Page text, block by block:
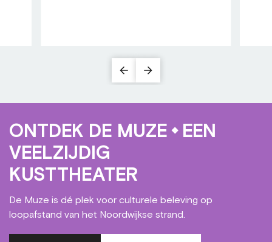
ONTDEK DE MUZE EEN
VEELZIJDIG
KUSTTHEATER
De Muze is dé plek voor culturele beleving op
loopafstand van het Noordwijkse strand.